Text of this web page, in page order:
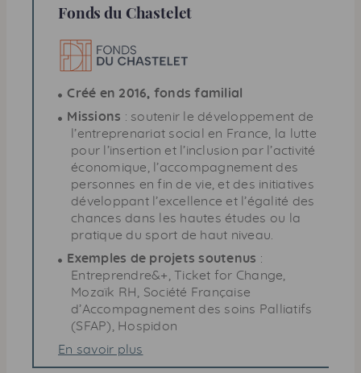
Fonds du Chastelet
Créé en 2016, fonds familial
Missions : soutenir le développement de
l’entreprenariat social en France, la lutte
pour l’insertion et l’inclusion par l’activité
économique, l’accompagnement des
personnes en fin de vie, et des initiatives
développant l’excellence et l’égalité des
chances dans les hautes études ou la
pratique du sport de haut niveau.
Exemples de projets soutenus :
Entreprendre&+, Ticket for Change,
Mozaïk RH
, Société Française
d’Accompagnement des soins Palliatifs
(SFAP), Hospidon
En savoir plus